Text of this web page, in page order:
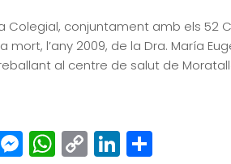
Colegial, conjuntament amb els 52
mort, l’any 2009, de la Dra. María
al centre de salut de
Messenger
WhatsApp
CopyLinkedIn